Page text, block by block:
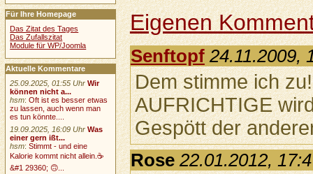
Eigenen
Senftopf 24.11.2009,
Dem stimme ich
AUFRICHTIGE
Gespött der
Rose 22.01.2012,
Für Ihre Homepage
Das Zitat des Tages
Das Zufallszitat
Module für WP/Joomla
Aktuelle Kommentare
25.09.2025, 01:55 Uhr Wir
können nicht a...
hsm:Oft ist es besser etwas
zu lassen, auch wenn man
es tun könnte....
19.09.2025, 16:09 Uhr Was
einer gern ißt...
hsm:Stimmt - und eine
Kalorie kommt nicht allein.☕
&#1 29360; 🙃...